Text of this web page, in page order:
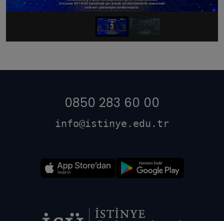
0850 283 60 00
info@istinye.edu.tr